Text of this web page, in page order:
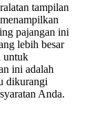
tampilan
pajangan ini
lebih besar
untuk
ini adalah
dikurangi
Anda.